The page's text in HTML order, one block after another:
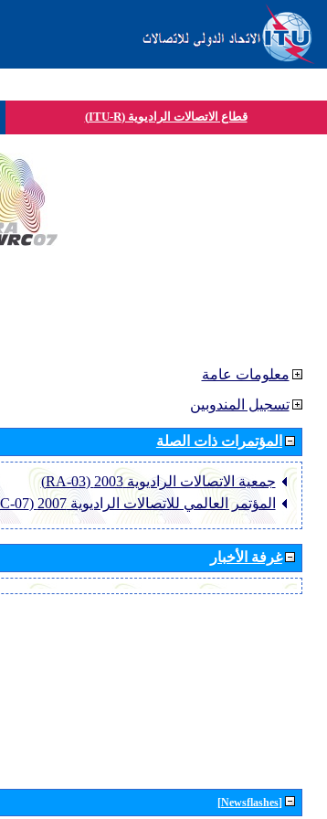
قطاع الاتصالات الراديوية (ITU-R)
معلومات عامة
تسجيل المندوبين
المؤتمرات ذات الصلة
جمعية الاتصالات الراديوية 2003 (RA-03)
المؤتمر العالمي للاتصالات الراديوية 2007 (WRC-07)
غرفة الأخبار
[Newsflashes]